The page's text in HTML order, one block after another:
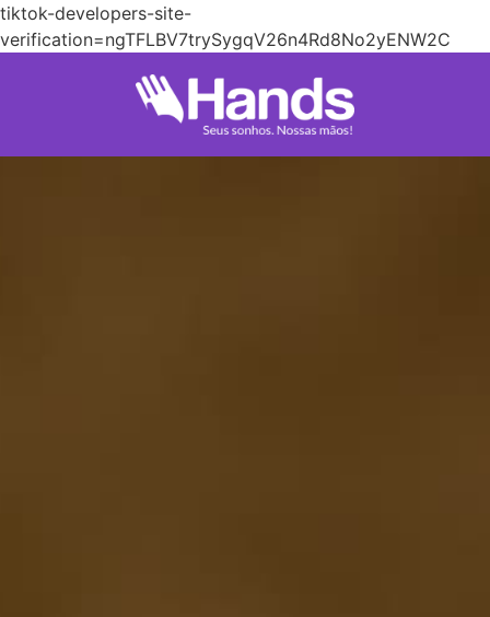
tiktok-developers-site-
verification=ngTFLBV7trySygqV26n4Rd8No2yENW2C